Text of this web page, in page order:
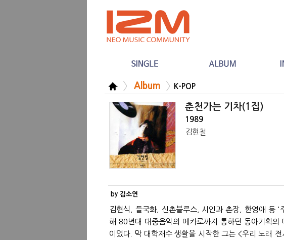
Album K-POP
춘천가는 기차(1집)
1989
김현철
by 김소연
김현식, 들국화, 신촌블루스, 시인과 촌장, 한영애 등
해 80년대 대중음악의 메카로까지 통하던 동아기획의
이었다. 막 대학재수 생활을 시작한 그는 <우리 노래